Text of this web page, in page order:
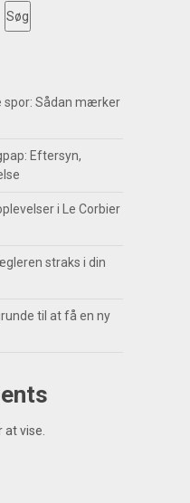
Søg
spor: Sådan mærker
Eftersyn,
i Le Corbier
straks i din
til at få en ny
at vise.